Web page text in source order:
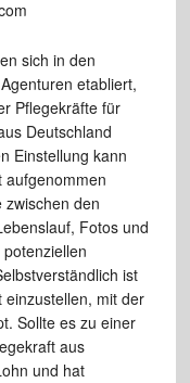
sich in den
etabliert,
Pflegekräfte für
Deutschland
Einstellung kann
aufgenommen
den
Fotos und
ist
einzustellen, mit der
Sollte es zu einer
aus
und hat